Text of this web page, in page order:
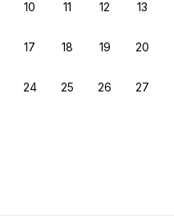
10 11 12 13
17 18 19 20
24 25 26 27